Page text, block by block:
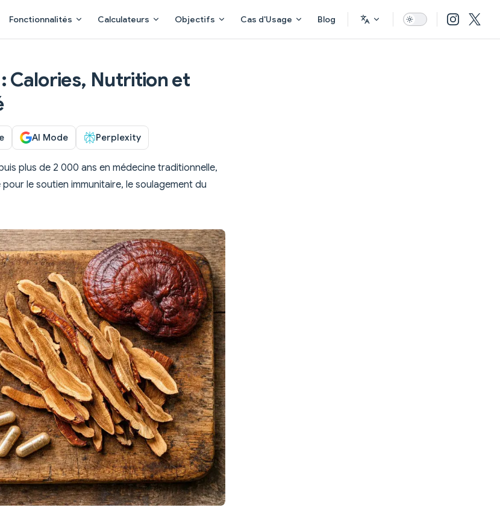
Fonctionnalités Calculateurs Objectifs Cas d'Usage Blog
Calories, Nutrition et
AI Mode Perplexity
plus de 2 000 ans en médecine traditionnelle,
le soutien immunitaire, le soulagement du